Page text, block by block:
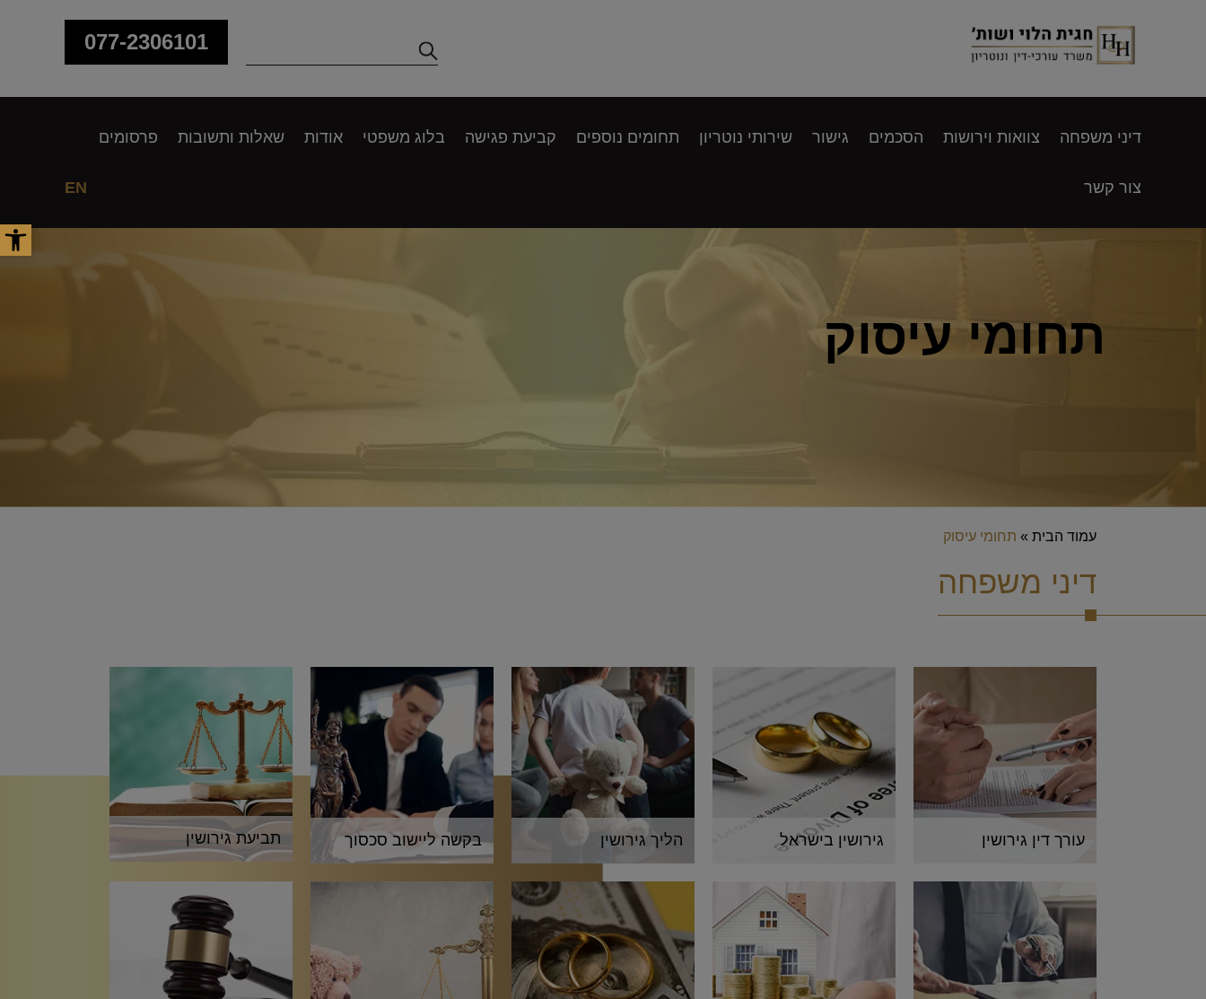
פתח
077-2306101
דיני משפחה צוואות וירושות הסכמים גישור שירותי נוטריון תחומים נוספים קביעת פגישה בלוג משפטי אודות שאלות ותשובות פרסומים
צור קשר EN
תחומי עיסוק
עמוד הבית » תחומי עיסוק
דיני משפחה
עורך דין גירושין גירושין בישראל הליך גירושין בקשה ליישוב סכסוך תביעת גירושין